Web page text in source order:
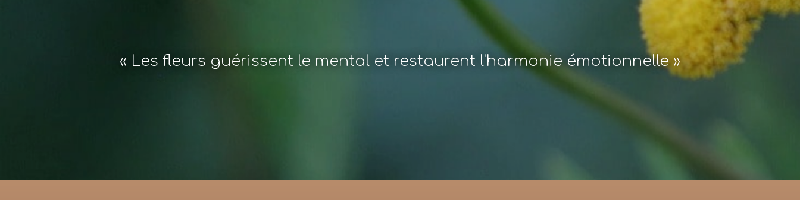
« Les fleurs guérissent le mental et restaurent l'harmonie émotionnelle »